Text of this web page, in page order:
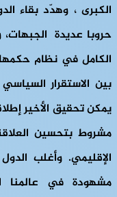
الكبرى ، وهدّد بقاء
حروبا عديدة الجبهات،
الكامل في نظام
بين الاستقرار
يمكن تحقيق الأخير
مشروط بتحسين
الإقليمي. وأغلب
مشهودة في عالمنا